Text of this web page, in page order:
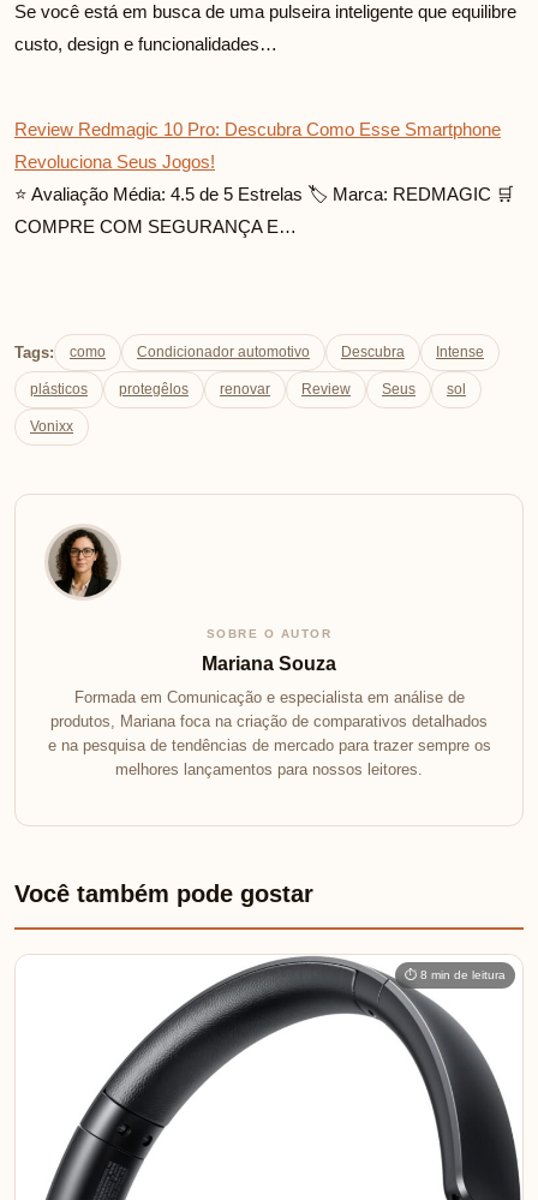
Se você está em busca de uma pulseira inteligente que equilibre
custo, design e funcionalidades…
Review Redmagic 10 Pro: Descubra Como Esse Smartphone
Revoluciona Seus Jogos!
⭐ Avaliação Média: 4.5 de 5 Estrelas 🏷️ Marca: REDMAGIC 🛒
COMPRE COM SEGURANÇA E…
Tags: como Condicionador automotivo Descubra Intense
plásticos protegêlos renovar Review Seus sol
Vonixx
SOBRE O AUTOR
Mariana Souza
Formada em Comunicação e especialista em análise de
produtos, Mariana foca na criação de comparativos detalhados
e na pesquisa de tendências de mercado para trazer sempre os
melhores lançamentos para nossos leitores.
Você também pode gostar
⏱ 8 min de leitura